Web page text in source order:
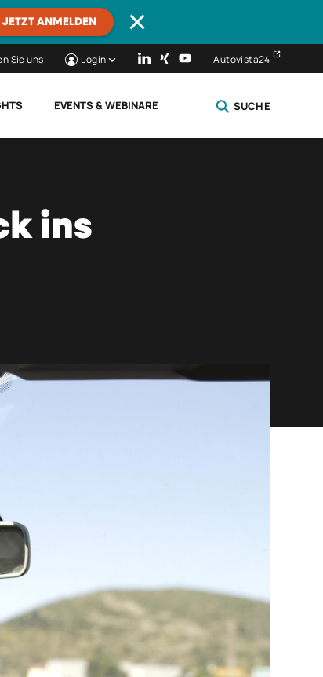
JETZT ANMELDEN
Sie uns Login Autovista24
EVENTS & WEBINARE SUCHE
ins